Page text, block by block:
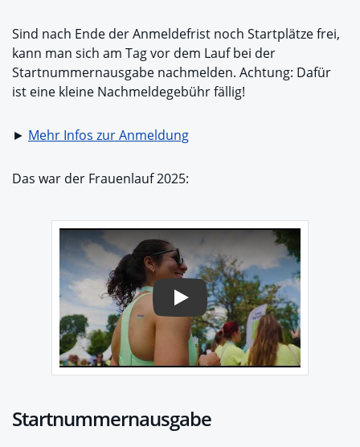
Sind nach Ende der Anmeldefrist noch Startplätze frei,
kann man sich am Tag vor dem Lauf bei der
Startnummernausgabe nachmelden. Achtung: Dafür
ist eine kleine Nachmeldegebühr fällig!
► Mehr Infos zur Anmeldung
Das war der Frauenlauf 2025:
Play
Startnummernausgabe